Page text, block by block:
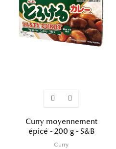
Curry moyennement
épicé - 200 g - S&B
Curry